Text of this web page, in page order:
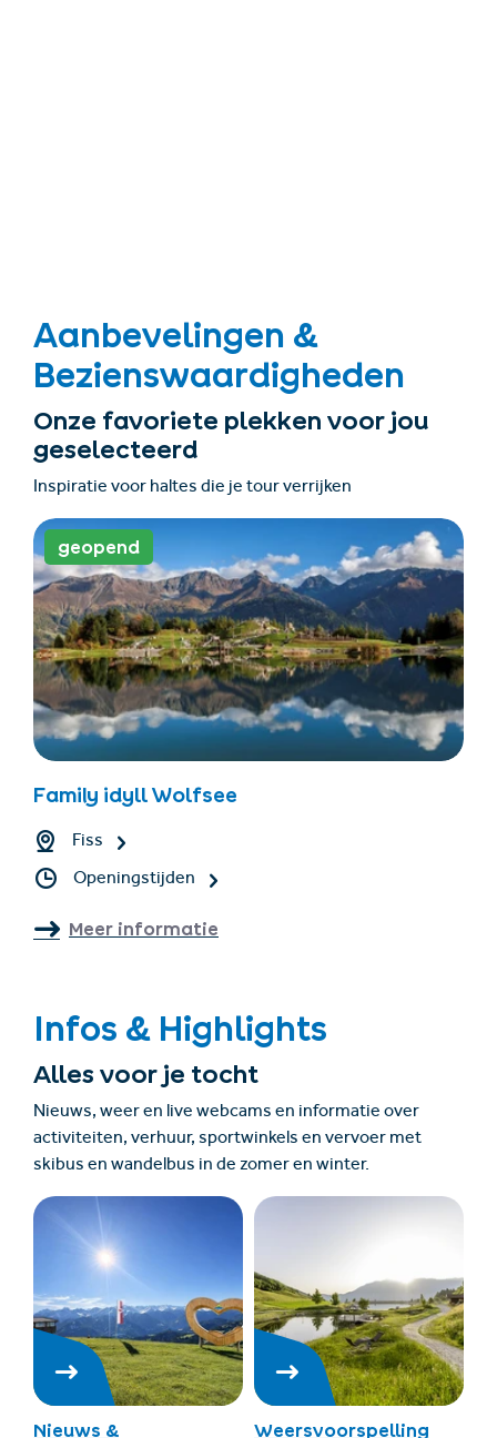
Aanbevelingen &
Bezienswaardigheden
Onze favoriete plekken voor jou
geselecteerd
Inspiratie voor haltes die je tour verrijken
geopend
Family idyll Wolfsee
Fiss
Openingstijden
Meer informatie
Infos & Highlights
Alles voor je tocht
Nieuws, weer en live webcams en informatie over
activiteiten, verhuur, sportwinkels en vervoer met
skibus en wandelbus in de zomer en winter.
Nieuws &
Weersvoorspelling